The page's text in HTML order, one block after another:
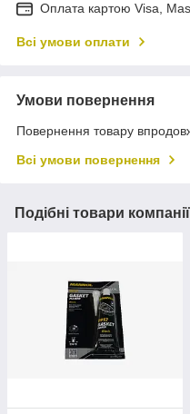
Оплата картою Visa,
Всі умови оплати
Умови повернення
Повернення товару
Всі умови повернення
Подібні товари компанії